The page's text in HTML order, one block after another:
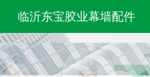
临沂东宝胶业幕墙配件